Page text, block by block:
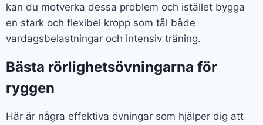
kan du motverka dessa problem och istället bygga
en stark och flexibel kropp som tål både
vardagsbelastningar och intensiv träning.
Bästa rörlighetsövningarna för
ryggen
Här är några effektiva övningar som hjälper dig att